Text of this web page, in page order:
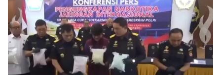
Y tế
Thế giới
Tin tức
Kinh tế